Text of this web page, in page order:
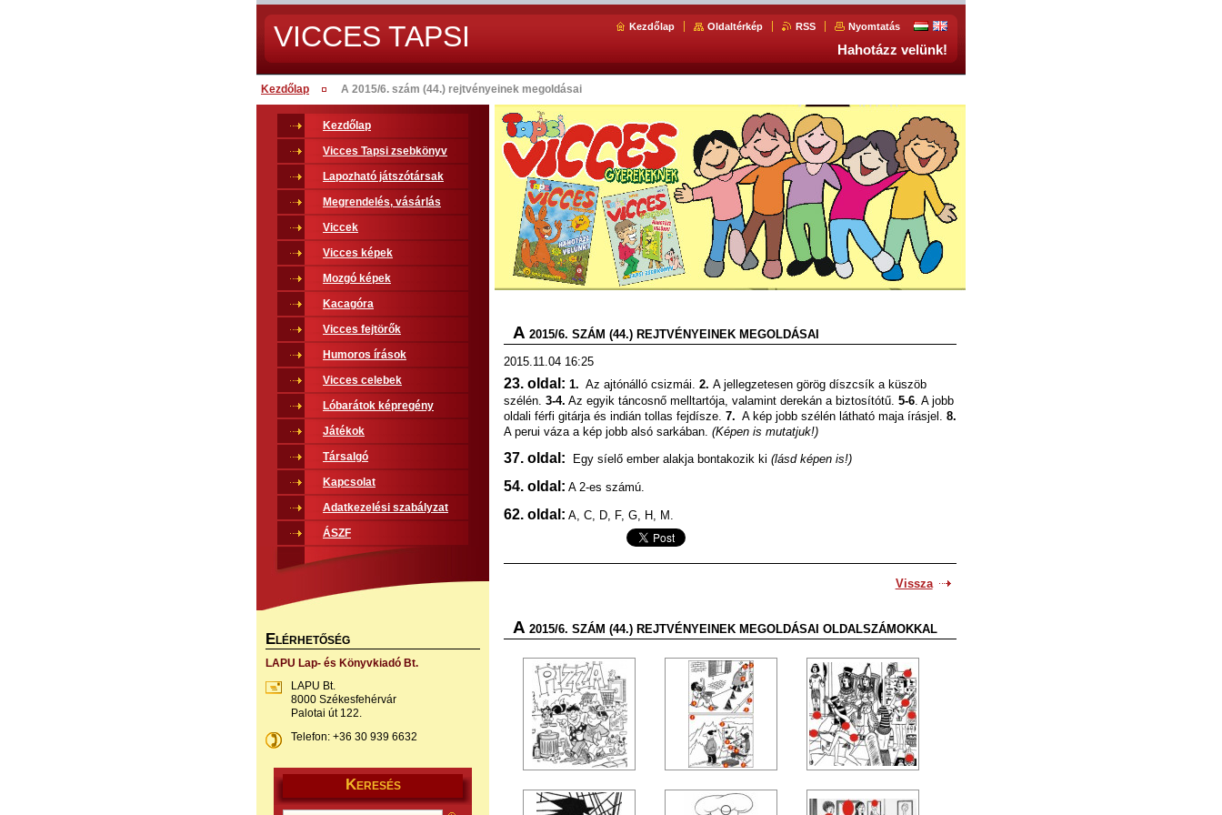
VICCES TAPSI Kezdőlap Oldaltérkép RSS Nyomtatás
Hahotázz velünk!
Kezdőlap A 2015/6. szám (44.) rejtvényeinek megoldásai
A 2015/6. SZÁM (44.) REJTVÉNYEINEK MEGOLDÁSAI
2015.11.04 16:25
23. oldal: 1. Az ajtónálló csizmái. 2. A jellegzetesen görög díszcsík a küszöb
szélén. 3-4. Az egyik táncosnő melltartója, valamint derekán a biztosítótű. 5-6. A jobb
oldali férfi gitárja és indián tollas fejdísze. 7. A kép jobb szélén látható maja írásjel. 8.
A perui váza a kép jobb alsó sarkában. (Képen is mutatjuk!)
37. oldal: Egy síelő ember alakja bontakozik ki (lásd képen is!)
54. oldal: A 2-es számú.
62. oldal: A, C, D, F, G, H, M.
Vissza
A 2015/6. SZÁM (44.) REJTVÉNYEINEK MEGOLDÁSAI OLDALSZÁMOKKAL
Kezdőlap
Vicces Tapsi zsebkönyv
Lapozható játszótársak
Megrendelés, vásárlás
Viccek
Vicces képek
Mozgó képek
Kacagóra
Vicces fejtörők
Humoros írások
Vicces celebek
Lóbarátok képregény
Játékok
Társalgó
Kapcsolat
Adatkezelési szabályzat
ÁSZF
ELÉRHETŐSÉG
LAPU Lap- és Könyvkiadó Bt.
LAPU Bt.
8000 Székesfehérvár
Palotai út 122.
Telefon: +36 30 939 6632
KERESÉS